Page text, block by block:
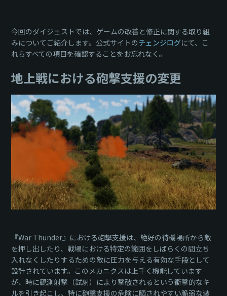
今回のダイジェストでは、ゲームの改善と修正に関する取り組
みについてご紹介します。公式サイトのチェンジログにて、こ
れらすべての項目を確認することをお忘れなく。
地上戦における砲撃支援の変更
『War Thunder』における砲撃支援は、絶好の待機場所から敵
を押し出したり、戦場における特定の範囲をしばらくの間立ち
入れなくしたりするための敵に圧力を与える有効な手段として
設計されています。このメカニクスは上手く機能しています
が、時に観測射撃（試射）により撃破されるという衝撃的なキ
ルを引き起こし、特に砲撃支援の危険に晒されやすい脆弱な装